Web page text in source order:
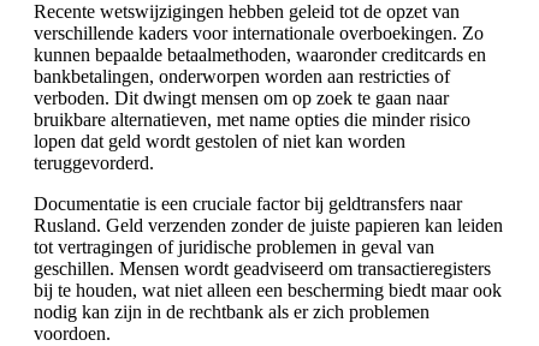
Recente wetswijzigingen hebben geleid tot de opzet van
verschillende kaders voor internationale overboekingen. Zo
kunnen bepaalde betaalmethoden, waaronder creditcards en
bankbetalingen, onderworpen worden aan restricties of
verboden. Dit dwingt mensen om op zoek te gaan naar
bruikbare alternatieven, met name opties die minder risico
lopen dat geld wordt gestolen of niet kan worden
teruggevorderd.
Documentatie is een cruciale factor bij geldtransfers naar
Rusland. Geld verzenden zonder de juiste papieren kan leiden
tot vertragingen of juridische problemen in geval van
geschillen. Mensen wordt geadviseerd om transactieregisters
bij te houden, wat niet alleen een bescherming biedt maar ook
nodig kan zijn in de rechtbank als er zich problemen
voordoen.